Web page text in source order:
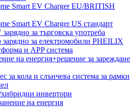
Smart EV Charger EU/BRITISH
Smart EV Charger US стандарт
за търговска употреба
за електромобили PHEILIX
и APP система
на енергия+решение за зареждане
за кола и слънчева система за рамки
инвертори
на енергия